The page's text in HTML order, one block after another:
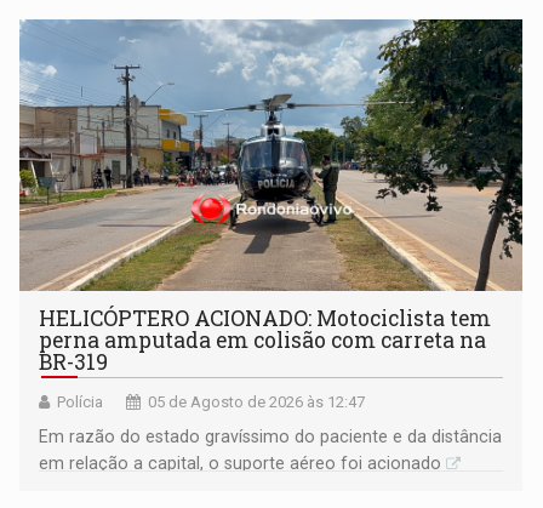
HELICÓPTERO ACIONADO: Motociclista tem
perna amputada em colisão com carreta na
BR-319
Polícia 05 de Agosto de 2026 às 12:47
Em razão do estado gravíssimo do paciente e da distância
em relação a capital, o suporte aéreo foi acionado